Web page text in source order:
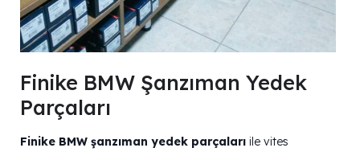
Finike BMW Şanzıman Yedek
Parçaları
Finike BMW şanzıman yedek parçaları ile vites